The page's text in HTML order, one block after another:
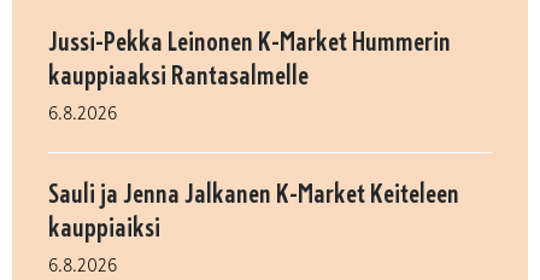
Jussi-Pekka Leinonen K-Market Hummerin
kauppiaaksi Rantasalmelle
6.8.2026
Sauli ja Jenna Jalkanen K-Market Keiteleen
kauppiaiksi
6.8.2026